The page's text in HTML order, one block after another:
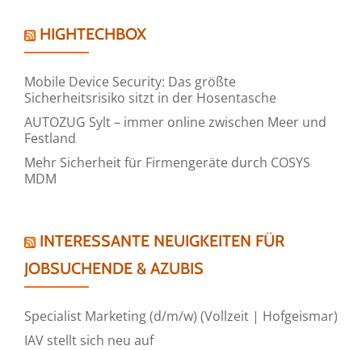
HIGHTECHBOX
Mobile Device Security: Das größte
Sicherheitsrisiko sitzt in der Hosentasche
AUTOZUG Sylt – immer online zwischen Meer und
Festland
Mehr Sicherheit für Firmengeräte durch COSYS
MDM
INTERESSANTE NEUIGKEITEN FÜR
JOBSUCHENDE & AZUBIS
Specialist Marketing (d/m/w) (Vollzeit | Hofgeismar)
IAV stellt sich neu auf